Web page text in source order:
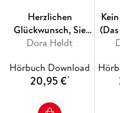
Herzlichen
Glückwunsch, Sie
haben gewonnen!
besten Familien vor
7)
Dora Heldt
Hörbuch Download
20,95 €*